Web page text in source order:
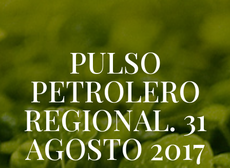
PULSO
PETROLERO
REGIONAL. 31
AGOSTO 2017